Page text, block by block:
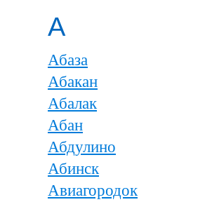
А
Абаза
Абакан
Абалак
Абан
Абдулино
Абинск
Авиагородок